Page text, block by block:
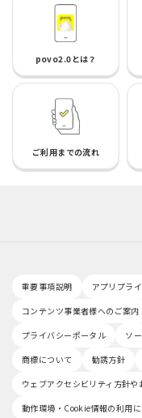
povo2.0とは？
ご利用までの流れ
重要事項説明 アプリプラ
コンテンツ事業者様へのご案内
プライバシーポータル
ソ
商標について
勧誘方針
ウェブアクセシビリティ方針や
動作環境・Cookie情報の利用